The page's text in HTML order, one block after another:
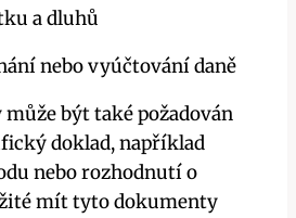
a dluhů
nebo vyúčtování daně
být také požadován
doklad, například
nebo rozhodnutí o
mít tyto dokumenty